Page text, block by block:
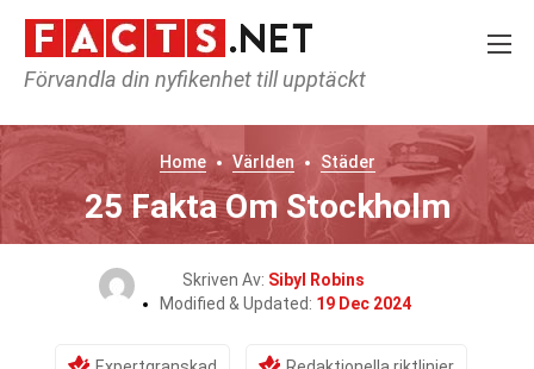
Förvandla din nyfikenhet till upptäckt
Home Världen Städer
25 Fakta Om Stockholm
Skriven Av: Sibyl Robins
Modified & Updated: 19 Dec 2024